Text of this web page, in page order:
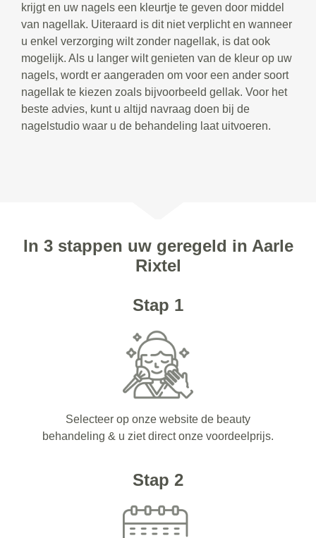
krijgt en uw nagels een kleurtje te geven door middel
van nagellak. Uiteraard is dit niet verplicht en wanneer
u enkel verzorging wilt zonder nagellak, is dat ook
mogelijk. Als u langer wilt genieten van de kleur op uw
nagels, wordt er aangeraden om voor een ander soort
nagellak te kiezen zoals bijvoorbeeld gellak. Voor het
beste advies, kunt u altijd navraag doen bij de
nagelstudio waar u de behandeling laat uitvoeren.
In 3 stappen uw geregeld in Aarle
Rixtel
Stap 1
Selecteer op onze website de beauty
behandeling & u ziet direct onze voordeelprijs.
Stap 2